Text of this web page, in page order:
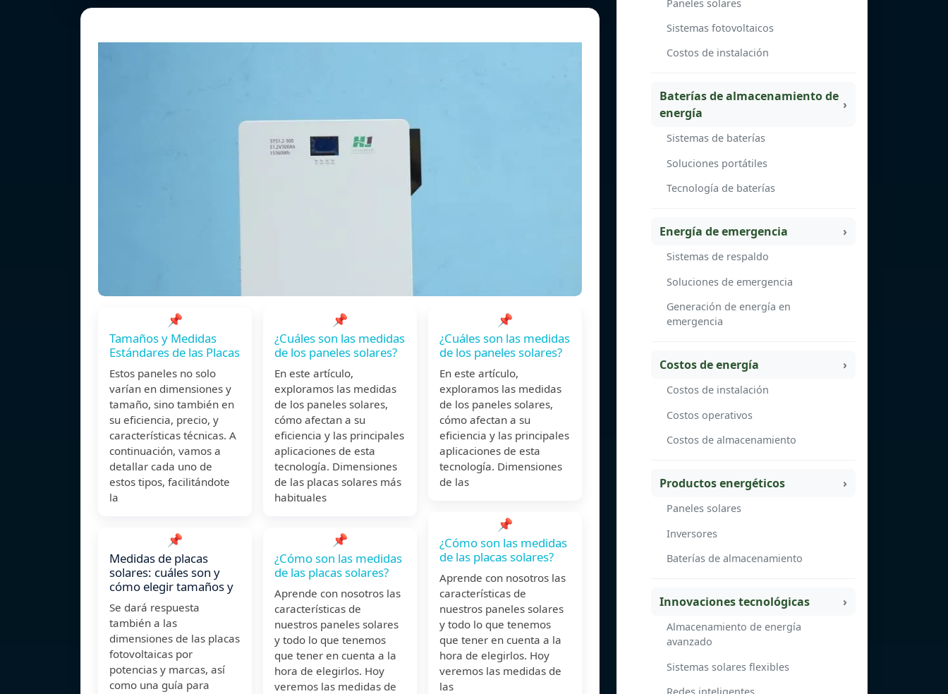
📌
Tamaños y Medidas
Estándares de las Placas
Estos paneles no solo
varían en dimensiones y
tamaño, sino también en
su eficiencia, precio, y
características técnicas. A
continuación, vamos a
detallar cada uno de
estos tipos, facilitándote
la
📌
Medidas de placas
solares: cuáles son y
cómo elegir tamaños y
Se dará respuesta
también a las
dimensiones de las placas
fotovoltaicas por
potencias y marcas, así
como una guía para
📌
¿Cuáles son las medidas
de los paneles solares?
En este artículo,
exploramos las medidas
de los paneles solares,
cómo afectan a su
eficiencia y las principales
aplicaciones de esta
tecnología. Dimensiones
de las placas solares más
habituales
📌
¿Cómo son las medidas
de las placas solares?
Aprende con nosotros las
características de
nuestros paneles solares
y todo lo que tenemos
que tener en cuenta a la
hora de elegirlos. Hoy
veremos las medidas de
📌
¿Cuáles son las medidas
de los paneles solares?
En este artículo,
exploramos las medidas
de los paneles solares,
cómo afectan a su
eficiencia y las principales
aplicaciones de esta
tecnología. Dimensiones
de las
📌
¿Cómo son las medidas
de las placas solares?
Aprende con nosotros las
características de
nuestros paneles solares
y todo lo que tenemos
que tener en cuenta a la
hora de elegirlos. Hoy
veremos las medidas de
las
Paneles solares
Sistemas fotovoltaicos
Costos de instalación
Baterías de almacenamiento de
energía
Sistemas de baterías
Soluciones portátiles
Tecnología de baterías
Energía de emergencia
Sistemas de respaldo
Soluciones de emergencia
Generación de energía en
emergencia
Costos de energía
Costos de instalación
Costos operativos
Costos de almacenamiento
Productos energéticos
Paneles solares
Inversores
Baterías de almacenamiento
Innovaciones tecnológicas
Almacenamiento de energía
avanzado
Sistemas solares flexibles